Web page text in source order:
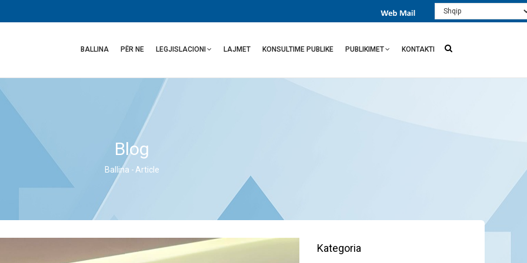
Select
your
BALLINA PËR NE LEGJISLACIONI LAJMET KONSULTIME PUBLIKE PUBLIKIMET KONTAKTI
Blog
Breadcrumb
Ballina - Article
Kategoria